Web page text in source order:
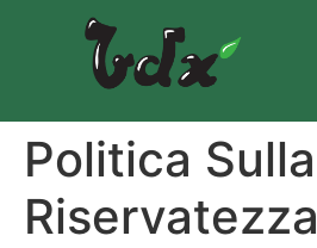
Politica Sulla
Riservatezza